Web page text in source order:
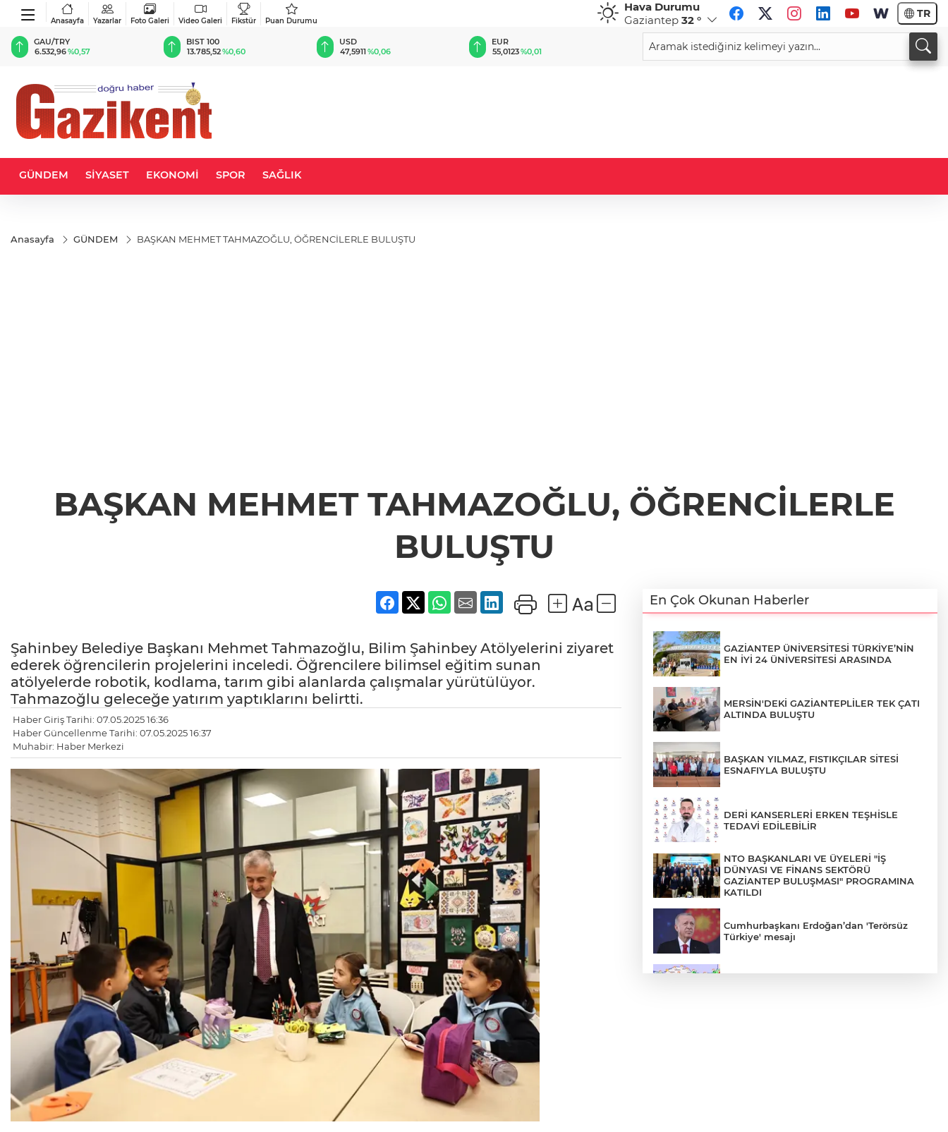
Anasayfa Yazarlar Foto Galeri Video Galeri Fikstür Puan Durumu
Hava Durumu
Gaziantep 32 ° TR
BIST 100
13.785,52 %0,60
USD
47,5911%0,06
EUR
55,0123%0,01
GBP
64,2262%0,22
CHF
58,7584%-0,28
33,9408
GÜNDEM SİYASET EKONOMİ SPOR SAĞLIK
Anasayfa GÜNDEM BAŞKAN MEHMET TAHMAZOĞLU, ÖĞRENCİLERLE BULUŞTU
BAŞKAN MEHMET TAHMAZOĞLU, ÖĞRENCİLERLE
BULUŞTU
Şahinbey Belediye Başkanı Mehmet Tahmazoğlu, Bilim Şahinbey Atölyelerini ziyaret
ederek öğrencilerin projelerini inceledi. Öğrencilere bilimsel eğitim sunan
atölyelerde robotik, kodlama, tarım gibi alanlarda çalışmalar yürütülüyor.
Tahmazoğlu geleceğe yatırım yaptıklarını belirtti.
Haber Giriş Tarihi: 07.05.2025 16:36
Haber Güncellenme Tarihi: 07.05.2025 16:37
Muhabir: Haber Merkezi
En Çok Okunan Haberler
GAZİANTEP ÜNİVERSİTESİ TÜRKİYE’NİN
EN İYİ 24 ÜNİVERSİTESİ ARASINDA
MERSİN'DEKİ GAZİANTEPLİLER TEK ÇATI
ALTINDA BULUŞTU
BAŞKAN YILMAZ, FISTIKÇILAR SİTESİ
ESNAFIYLA BULUŞTU
DERİ KANSERLERİ ERKEN TEŞHİSLE
TEDAVİ EDİLEBİLİR
NTO BAŞKANLARI VE ÜYELERİ "İŞ
DÜNYASI VE FİNANS SEKTÖRÜ
GAZİANTEP BULUŞMASI" PROGRAMINA
KATILDI
Cumhurbaşkanı Erdoğan’dan 'Terörsüz
Türkiye' mesajı